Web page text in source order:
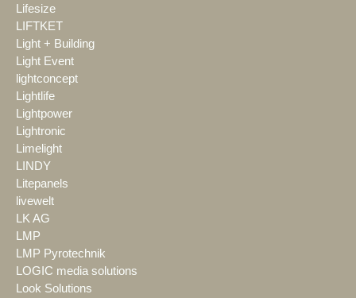
Lifesize
LIFTKET
Light + Building
Light Event
lightconcept
Lightlife
Lightpower
Lightronic
Limelight
LINDY
Litepanels
livewelt
LK AG
LMP
LMP Pyrotechnik
LOGIC media solutions
Look Solutions